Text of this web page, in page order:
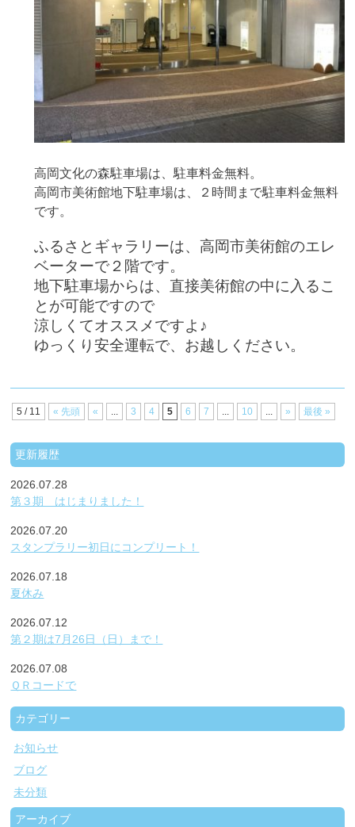
高岡文化の森駐車場は、駐車料金無料。
高岡市美術館地下駐車場は、２時間まで駐車料金無料
です。
ふるさとギャラリーは、高岡市美術館のエレ
ベーターで２階です。
地下駐車場からは、直接美術館の中に入るこ
とが可能ですので
涼しくてオススメですよ♪
ゆっくり安全運転で、お越しください。
5 / 11 « 先頭 « ... 3 4 5 6 7 ... 10 ... » 最後 »
更新履歴
2026.07.28
第３期 はじまりました！
2026.07.20
スタンプラリー初日にコンプリート！
2026.07.18
夏休み
2026.07.12
第２期は7月26日（日）まで！
2026.07.08
ＱＲコードで
カテゴリー
お知らせ
ブログ
未分類
アーカイブ